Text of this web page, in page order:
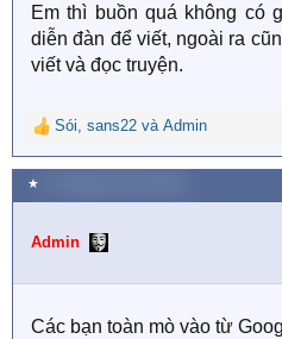
:Em thì buồn quá không có
diễn đàn để viết, ngoài ra
viết và đọc truyện.
R
e
a
c
i
n
:
Sói sans22 và Admin
★
Admin
Các bạn toàn mò vào từ